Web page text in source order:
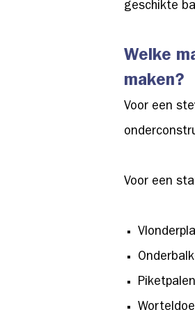
geschikte
Welke
maken?
Voor een
Voor een